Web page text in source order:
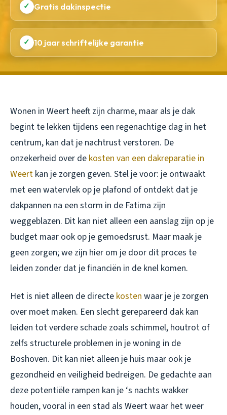
✓ Gratis dakinspectie
✓ 10 jaar schriftelijke garantie
Wonen in Weert heeft zijn charme, maar als je dak
begint te lekken tijdens een regenachtige dag in het
centrum, kan dat je nachtrust verstoren. De
onzekerheid over de kosten van een dakreparatie in
Weert kan je zorgen geven. Stel je voor: je ontwaakt
met een watervlek op je plafond of ontdekt dat je
dakpannen na een storm in de Fatima zijn
weggeblazen. Dit kan niet alleen een aanslag zijn op je
budget maar ook op je gemoedsrust. Maar maak je
geen zorgen; we zijn hier om je door dit proces te
leiden zonder dat je financiën in de knel komen.
Het is niet alleen de directe kosten waar je je zorgen
over moet maken. Een slecht gerepareerd dak kan
leiden tot verdere schade zoals schimmel, houtrot of
zelfs structurele problemen in je woning in de
Boshoven. Dit kan niet alleen je huis maar ook je
gezondheid en veiligheid bedreigen. De gedachte aan
deze potentiële rampen kan je ‘s nachts wakker
houden, vooral in een stad als Weert waar het weer